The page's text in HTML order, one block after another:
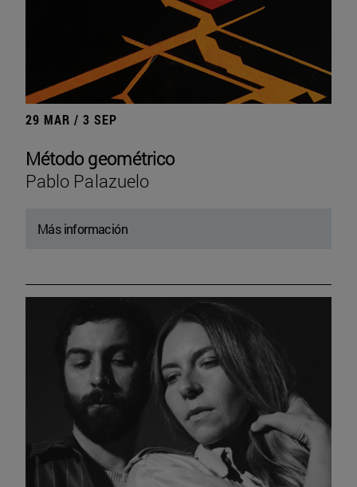
29 MAR / 3 SEP
Método geométrico
Pablo Palazuelo
Más información